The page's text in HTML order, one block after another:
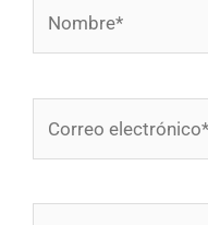
electrónico*